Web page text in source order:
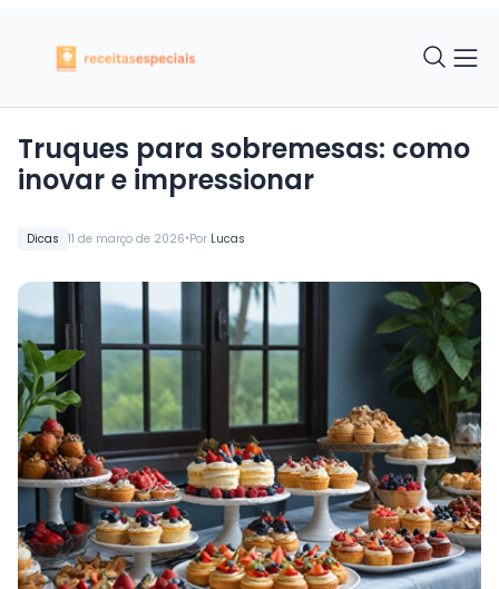
Dicas 11 de março de 2026•Por Lucas
Truques para sobremesas: como
inovar e impressionar